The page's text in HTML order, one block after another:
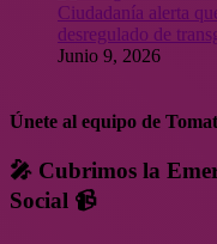
Ciudadanía alerta
desregulado de
Junio 9, 2026
Únete al equipo de
🎤 Cubrimos la
Social 📹